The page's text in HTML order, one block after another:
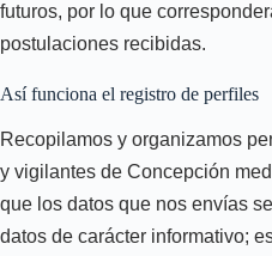
futuros, por lo que
postulaciones recibidas.
Así funciona el registro de perfiles
Recopilamos y organizamos
y vigilantes de Concepción
que los datos que nos envías
datos de carácter informativo;